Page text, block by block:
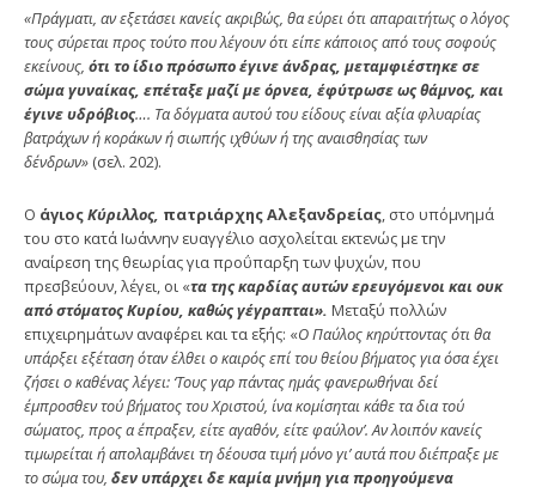
«Πράγματι, αν εξετάσει κανείς ακριβώς, θα εύρει ότι απαραιτήτως ο λόγος
τους σύρεται προς τούτο που λέγουν ότι είπε κάποιος από τους σοφούς
εκείνους, ότι το ίδιο πρόσωπο έγινε άνδρας, μεταμφιέστηκε σε
σώμα γυναίκας, επέταξε μαζί με όρνεα, έφύτρωσε ως θάμνος, και
έγινε υδρόβιος…. Τα δόγματα αυτού του είδους είναι αξία φλυα­ρίας
βατράχων ή κοράκων ή σιωπής ιχθύων ή της αναισθη­σίας των
δένδρων» (σελ. 202).
Ο άγιοςΚύριλλος, πατριάρχης Αλεξανδρείας, στο υπόμνημά
του στο κατά Ιωάννην ευαγγέλιο ασχολείται εκτενώς με την
αναίρεση της θεωρίας για προΰπαρξη των ψυχών, που
πρεσβεύουν, λέγει, οι «τα της καρδίας αυτών ερευγόμενοι και ουκ
από στόματος Κυρίου, καθώς γέγραπται». Μεταξύ πολλών
επιχειρημάτων αναφέρει και τα εξής: «Ο Παύλος κηρύττοντας ότι θα
υπάρξει εξέταση όταν έλθει ο καιρός επί του θείου βήματος για όσα έχει
ζήσει ο καθένας λέγει: ‘Τους γαρ πάντας ημάς φανερωθήναι δεί
έμπροσθεν τού βήματος του Χριστού, ίνα κομίσηται κάθε τα δια τού
σώματος, προς α έπραξεν, είτε αγαθόν, είτε φαύλον’. Αν λοιπόν κανείς
τιμωρείται ή απολαμβάνει τη δέουσα τιμή μόνο γι’ αυτά που διέπραξε με
το σώμα του, δεν υπάρχει δε καμία μνήμη για προηγούμενα